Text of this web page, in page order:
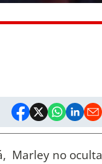
Marley no oculta